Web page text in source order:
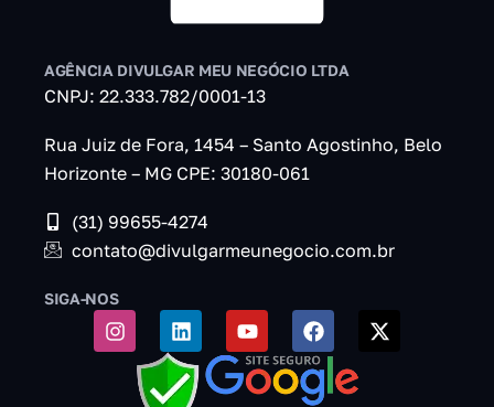
AGÊNCIA DIVULGAR MEU NEGÓCIO LTDA
CNPJ: 22.333.782/0001-13
Rua Juiz de Fora, 1454 – Santo Agostinho, Belo
Horizonte – MG CPE: 30180-061
(31) 99655-4274
contato@divulgarmeunegocio.com.br
SIGA-NOS